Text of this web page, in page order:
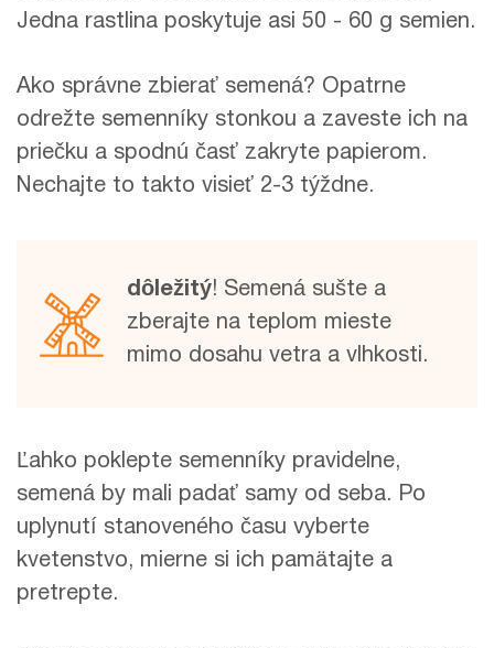
Jedna rastlina poskytuje asi 50 - 60 g semien.
Ako správne zbierať semená? Opatrne
odrežte semenníky stonkou a zaveste ich na
priečku a spodnú časť zakryte papierom.
Nechajte to takto visieť 2-3 týždne.
dôležitý! Semená sušte a
zberajte na teplom mieste
mimo dosahu vetra a vlhkosti.
Ľahko poklepte semenníky pravidelne,
semená by mali padať samy od seba. Po
uplynutí stanoveného času vyberte
kvetenstvo, mierne si ich pamätajte a
pretrepte.